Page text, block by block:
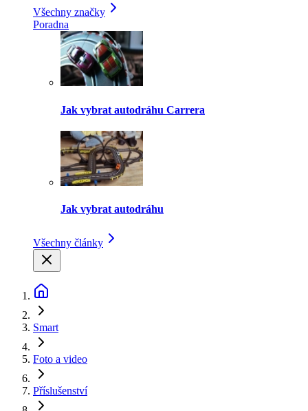
Všechny značky
Poradna
Jak vybrat autodráhu Carrera
Jak vybrat autodráhu
Všechny články
Smart
Foto a video
Příslušenství